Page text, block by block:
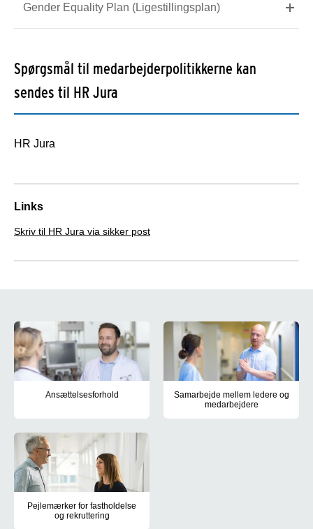
Gender Equality Plan (Ligestillingsplan)
Spørgsmål til medarbejderpolitikkerne kan
sendes til HR Jura
Links
Skriv til HR Jura via sikker post
HR Jura
Ansættelsesforhold i Region
Ansættelsesforhold
Personaletilbuddene i Region Syddanmark er mange. Læs fx
Samarbejde mellem ledere og
medarbejdere
Pejlemærker for fastholdelse
og rekruttering